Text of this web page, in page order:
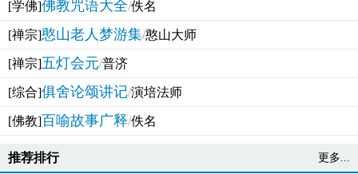
[学佛]佛教咒语大全/佚名
[禅宗]憨山老人梦游集/憨山大师
[禅宗]五灯会元/普济
[综合]俱舍论颂讲记/演培法师
[佛教]百喻故事广释/佚名
推荐排行 更多...